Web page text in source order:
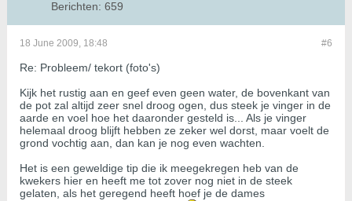
Berichten: 659
#6
18 June 2009, 18:48
Re: Probleem/ tekort (foto's)
Kijk het rustig aan en geef even geen water, de bovenkant van
de pot zal altijd zeer snel droog ogen, dus steek je vinger in de
aarde en voel hoe het daaronder gesteld is... Als je vinger
helemaal droog blijft hebben ze zeker wel dorst, maar voelt de
grond vochtig aan, dan kan je nog even wachten.
Het is een geweldige tip die ik meegekregen heb van de
kwekers hier en heeft me tot zover nog niet in de steek
gelaten, als het geregend heeft hoef je de dames